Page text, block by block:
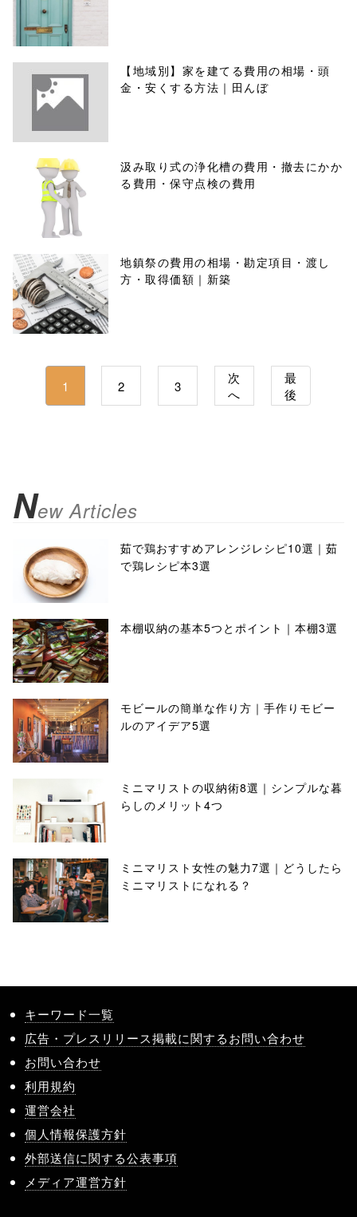
【地域別】家を建てる費用の相場・頭
金・安くする方法｜田んぼ
汲み取り式の浄化槽の費用・撤去にかか
る費用・保守点検の費用
地鎮祭の費用の相場・勘定項目・渡し
方・取得価額｜新築
1 2 3
次
へ
最
後
New Articles
茹で鶏おすすめアレンジレシピ10選｜茹
で鶏レシピ本3選
本棚収納の基本5つとポイント｜本棚3選
モビールの簡単な作り方｜手作りモビー
ルのアイデア5選
ミニマリストの収納術8選｜シンプルな暮
らしのメリット4つ
ミニマリスト女性の魅力7選｜どうしたら
ミニマリストになれる？
キーワード一覧
広告・プレスリリース掲載に関するお問い合わせ
お問い合わせ
利用規約
運営会社
個人情報保護方針
外部送信に関する公表事項
メディア運営方針